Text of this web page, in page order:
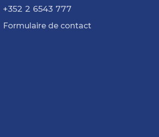
+352 2 6543 777
Formulaire de contact